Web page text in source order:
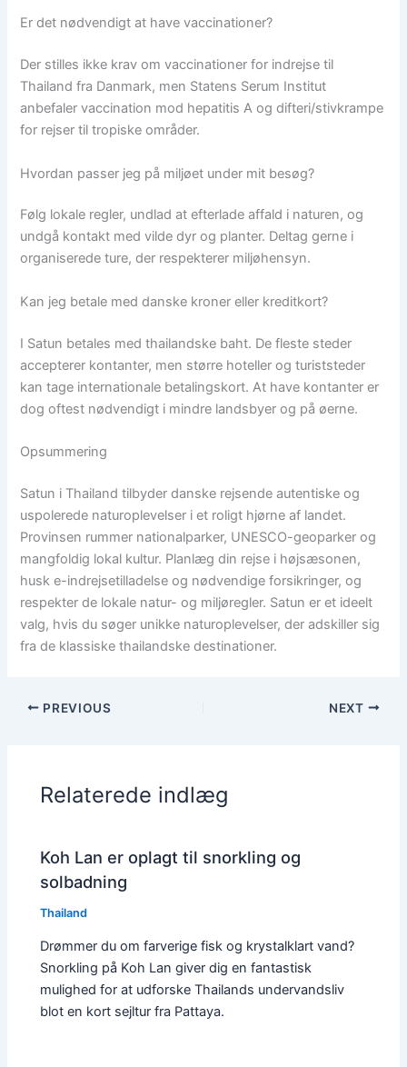
Er det nødvendigt at have vaccinationer?
Der stilles ikke krav om vaccinationer for indrejse til
Thailand fra Danmark, men Statens Serum Institut
anbefaler vaccination mod hepatitis A og difteri/stivkrampe
for rejser til tropiske områder.
Hvordan passer jeg på miljøet under mit besøg?
Følg lokale regler, undlad at efterlade affald i naturen, og
undgå kontakt med vilde dyr og planter. Deltag gerne i
organiserede ture, der respekterer miljøhensyn.
Kan jeg betale med danske kroner eller kreditkort?
I Satun betales med thailandske baht. De fleste steder
accepterer kontanter, men større hoteller og turiststeder
kan tage internationale betalingskort. At have kontanter er
dog oftest nødvendigt i mindre landsbyer og på øerne.
Opsummering
Satun i Thailand tilbyder danske rejsende autentiske og
uspolerede naturoplevelser i et roligt hjørne af landet.
Provinsen rummer nationalparker, UNESCO-geoparker og
mangfoldig lokal kultur. Planlæg din rejse i højsæsonen,
husk e-indrejsetilladelse og nødvendige forsikringer, og
respekter de lokale natur- og miljøregler. Satun er et ideelt
valg, hvis du søger unikke naturoplevelser, der adskiller sig
fra de klassiske thailandske destinationer.
PREVIOUS NEXT
Relaterede indlæg
Koh Lan er oplagt til snorkling og
solbadning
Thailand
Drømmer du om farverige fisk og krystalklart vand?
Snorkling på Koh Lan giver dig en fantastisk
mulighed for at udforske Thailands undervandsliv
blot en kort sejltur fra Pattaya.